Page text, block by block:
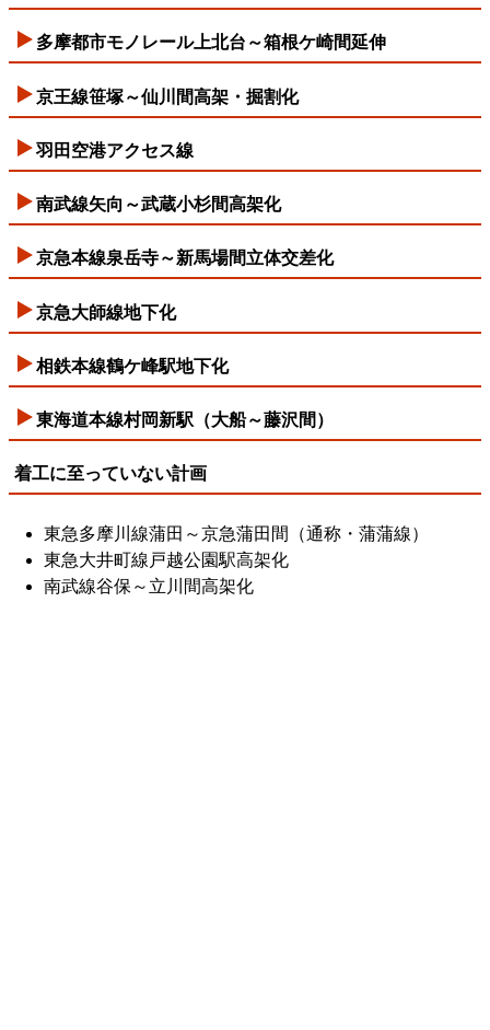
多摩都市モノレール上北台～箱根ケ崎間延伸
京王線笹塚～仙川間高架・掘割化
羽田空港アクセス線
南武線矢向～武蔵小杉間高架化
京急本線泉岳寺～新馬場間立体交差化
京急大師線地下化
相鉄本線鶴ケ峰駅地下化
東海道本線村岡新駅（大船～藤沢間）
着工に至っていない計画
東急多摩川線蒲田～京急蒲田間（通称・蒲蒲線）
東急大井町線戸越公園駅高架化
南武線谷保～立川間高架化